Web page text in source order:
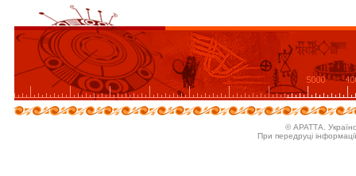
© АРАТТА.
При передруці